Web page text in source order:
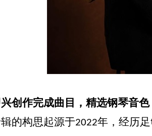
创作完成曲目，精选钢琴音
的构思起源于2022年，经历